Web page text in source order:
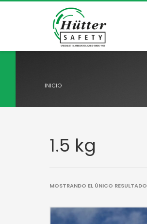
INICIO
1.5 kg
MOSTRANDO EL ÚNICO RESULTADO